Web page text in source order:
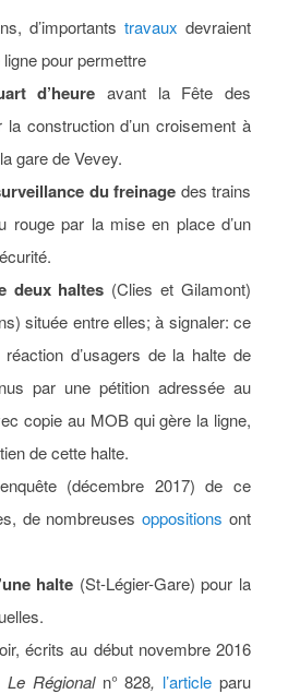
d’importantstravaux devraient
pour permettre
d’heure avant la Fête des
construction d’un croisement à
gare de Vevey.
du freinage des trains
rouge par la mise en place d’un
deux haltes (Clies et Gilamont)
située entre elles; à signaler: ce
d’usagers de la halte de
par une pétition adressée au
copie au MOB qui gère la ligne,
de cette halte.
(décembre 2017) de ce
de nombreusesoppositions ont
halte (St-Légier-Gare) pour la
écrits au début novembre 2016
Le Régional n° 828, l’article paru